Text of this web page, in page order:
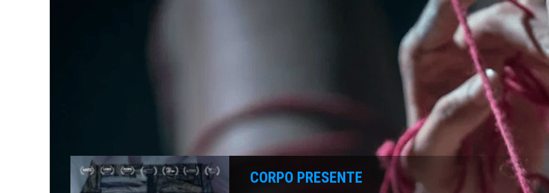
CORPO PRESENTE